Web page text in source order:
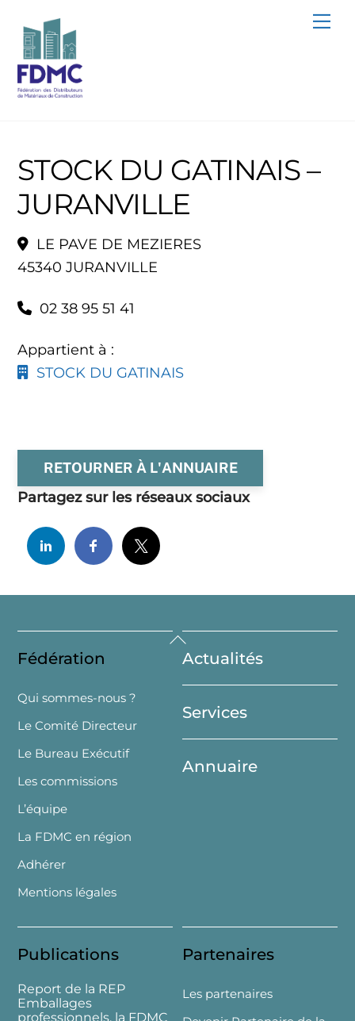
content
STOCK DU GATINAIS –
JURANVILLE
LE PAVE DE MEZIERES
45340 JURANVILLE
02 38 95 51 41
Appartient à :
STOCK DU GATINAIS
RETOURNER À L'ANNUAIRE
Partagez sur les réseaux sociaux
Back
To
Top
Fédération
Qui sommes-nous ?
Le Comité Directeur
Le Bureau Exécutif
Les commissions
L’équipe
La FDMC en région
Adhérer
Mentions légales
Actualités
Services
Annuaire
Publications
Report de la REP
Emballages
professionnels, la FDMC
Partenaires
Les partenaires